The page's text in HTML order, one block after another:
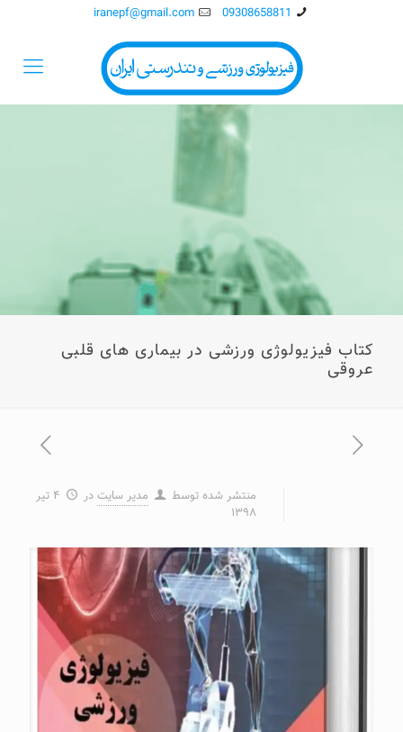
09308658811
iranepf@gmail.com
کتاب فیزیولوژی ورزشی در بیماری های قلبی
عروقی
منتشر شده توسط مدیر سایت در
۴ تیر
۱۳۹۸